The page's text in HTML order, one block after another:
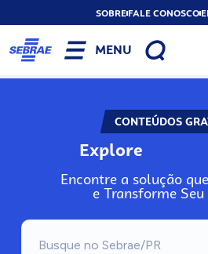
SOBREFALE CONOSCO
MENU
CONTEÚDOS
Explore
Encontre a solução
e Transforme